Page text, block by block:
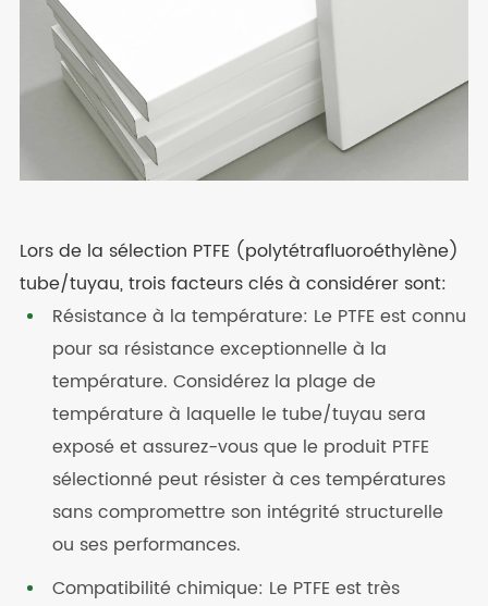
Lors de la sélection PTFE (polytétrafluoroéthylène)
tube/tuyau, trois facteurs clés à considérer sont:
Résistance à la température: Le PTFE est connu
pour sa résistance exceptionnelle à la
température. Considérez la plage de
température à laquelle le tube/tuyau sera
exposé et assurez-vous que le produit PTFE
sélectionné peut résister à ces températures
sans compromettre son intégrité structurelle
ou ses performances.
Compatibilité chimique: Le PTFE est très